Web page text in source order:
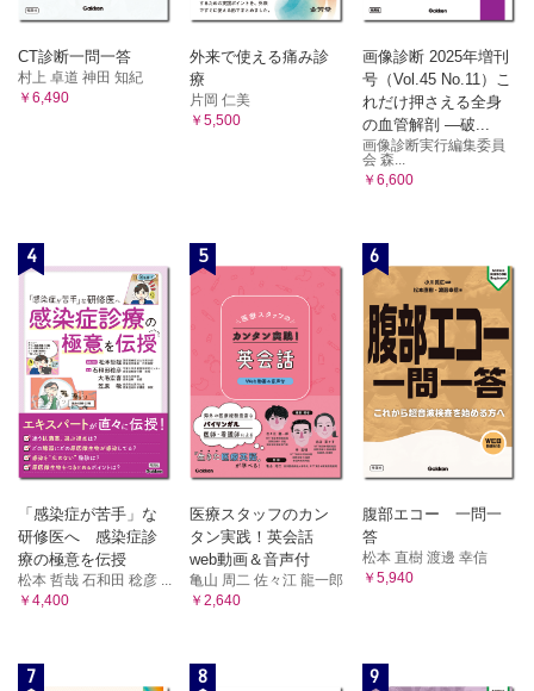
CT診断一問一答
村上 卓道 神田 知紀
￥6,490
外来で使える痛み診
療
片岡 仁美
￥5,500
画像診断 2025年増刊
号（Vol.45 No.11）こ
れだけ押さえる全身
の血管解剖 ―破...
画像診断実行編集委員
会 森...
￥6,600
4
「感染症が苦手」な
研修医へ 感染症診
療の極意を伝授
松本 哲哉 石和田 稔彦 ...
￥4,400
5
医療スタッフのカン
タン実践！英会話
web動画＆音声付
亀山 周二 佐々江 龍一郎
￥2,640
6
腹部エコー 一問一
答
松本 直樹 渡邊 幸信
￥5,940
7 8 9